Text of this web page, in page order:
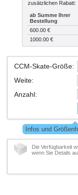
zusätzlichen Rabatt:
ab Summe Ihrer
Bestellung
600.00 €
1000.00 €
CCM-Skate-Größe:
Weite:
Anzahl:
Infos und
Die Verfügbarkeit
wenn Sie Details